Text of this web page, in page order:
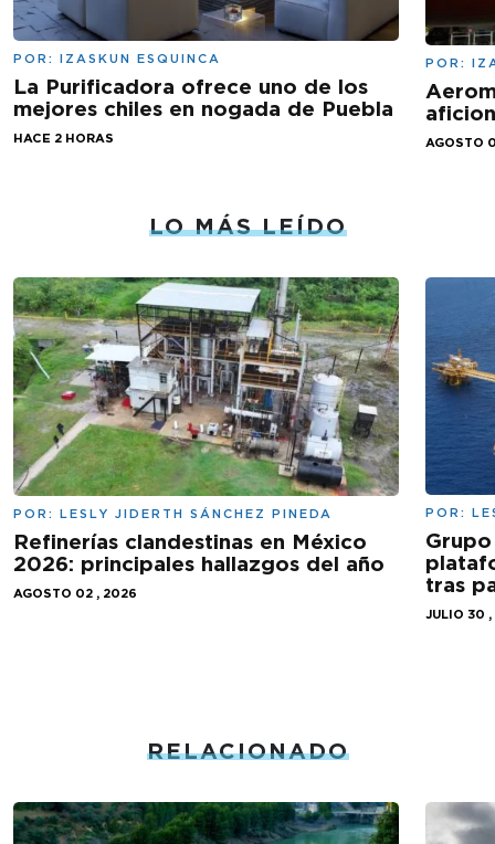
POR: IZASKUN ESQUINCA
La Purificadora ofrece uno de los
mejores chiles en nogada de Puebla
HACE 2 HORAS
POR:
AGOSTO
LO MÁS LEÍDO
POR: LESLY JIDERTH SÁNCHEZ PINEDA
Refinerías clandestinas en México
2026: principales hallazgos del año
AGOSTO 02 , 2026
POR:
tras
JULIO 30
RELACIONADO